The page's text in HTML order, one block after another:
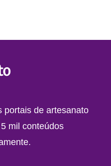
portais de artesanato
mil conteúdos